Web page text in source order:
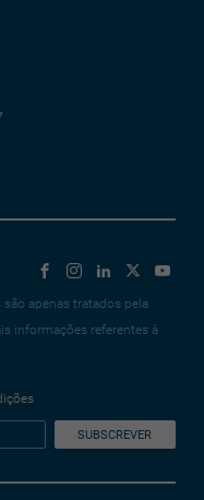
apenas tratados pela
informações referentes à